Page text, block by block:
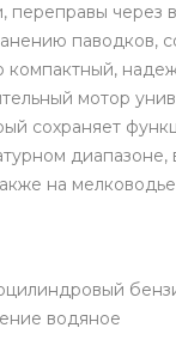
переправы через
паводков,
компактный,
мотор
сохраняет
диапазоне,
на
водяное